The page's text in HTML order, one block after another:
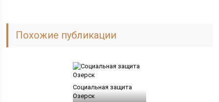
Похожие публикации
Социальная защита
Озерск